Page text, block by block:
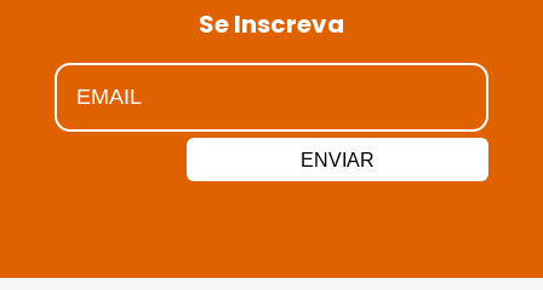
Se Inscreva
ENVIAR